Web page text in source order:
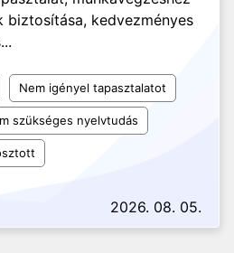
biztosítása, kedvezményes
Nem igényel tapasztalatot
szükséges nyelvtudás
2026. 08. 05.